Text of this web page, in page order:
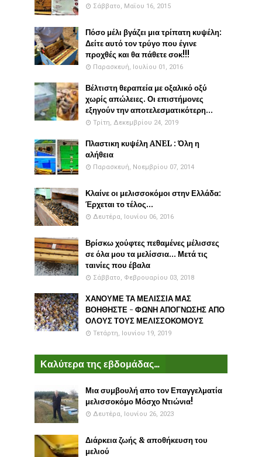
Σάββατο, Μαΐου 16, 2015
Πόσο μέλι βγάζει μια τρίπατη κυψέλη:
Δείτε αυτό τον τρύγο που έγινε
προχθές και θα πάθετε σοκ!!!
Παρασκευή, Ιουλίου 01, 2016
Βέλτιστη θεραπεία με οξαλικό οξύ
χωρίς απώλειες. Οι επιστήμονες
εξηγούν την αποτελεσματικότερη...
Τρίτη, Δεκεμβρίου 24, 2019
Πλαστικη κυψέλη ANEL : Όλη η
αλήθεια
Παρασκευή, Νοεμβρίου 07, 2014
Κλαίνε οι μελισσοκόμοι στην Ελλάδα:
Έρχεται το τέλος...
Δευτέρα, Ιουνίου 06, 2016
Βρίσκω χούφτες πεθαμένες μέλισσες
σε όλα μου τα μελίσσια... Μετά τις
ταινίες που έβαλα
Σάββατο, Φεβρουαρίου 03, 2018
ΧΑΝΟΥΜΕ ΤΑ ΜΕΛΙΣΣΙΑ ΜΑΣ
ΒΟΗΘΗΣΤΕ - ΦΩΝΗ ΑΠΟΓΝΩΣΗΣ ΑΠΟ
ΟΛΟΥΣ ΤΟΥΣ ΜΕΛΙΣΣΟΚΟΜΟΥΣ
Τετάρτη, Ιουνίου 19, 2019
Καλύτερα της εβδομάδας...
Μια συμβουλή απο τον Επαγγελματία
μελισσοκόμο Μόσχο Ντιώνια!
Δευτέρα, Ιουνίου 26, 2023
Διάρκεια ζωής & αποθήκευση του
μελιού